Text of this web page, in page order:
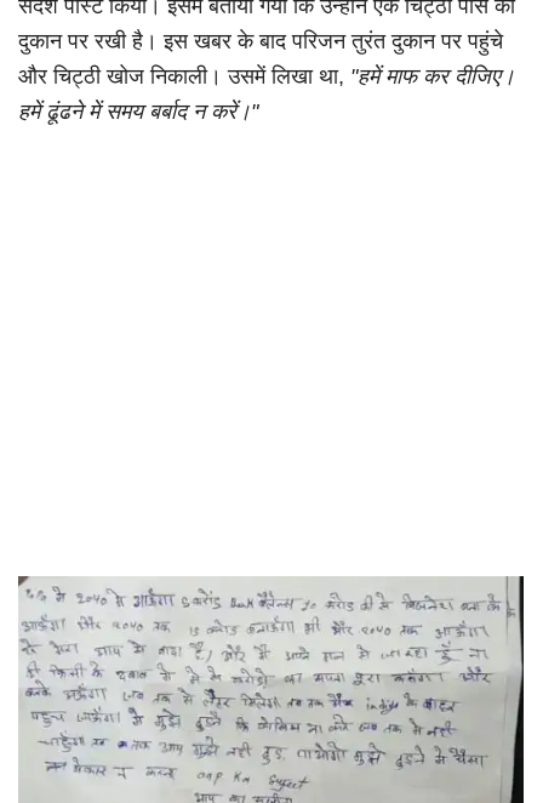
संदेश पोस्ट किया। इसमें बताया गया कि उन्होंने एक चिट्ठी पास की
दुकान पर रखी है। इस खबर के बाद परिजन तुरंत दुकान पर पहुंचे
और चिट्ठी खोज निकाली। उसमें लिखा था, "हमें माफ कर दीजिए।
हमें ढूंढने में समय बर्बाद न करें।"